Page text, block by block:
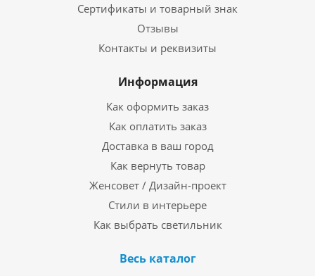
Сертификаты и товарный знак
Отзывы
Контакты и реквизиты
Информация
Как оформить заказ
Как оплатить заказ
Доставка в ваш город
Как вернуть товар
Женсовет / Дизайн-проект
Стили в интерьере
Как выбрать светильник
Весь каталог